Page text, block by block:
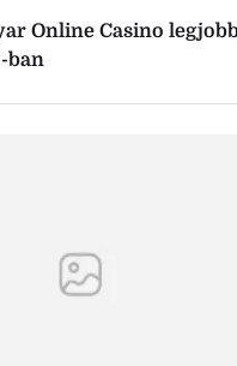
Online Casino
ban